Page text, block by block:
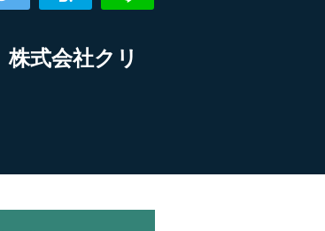
式会社クリ